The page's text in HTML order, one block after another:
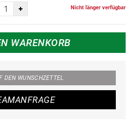
Nicht länger verfügbar
WARENKORB
DEN WUNSCHZETTEL